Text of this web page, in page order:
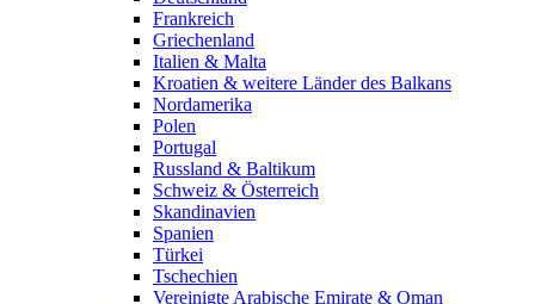
Frankreich
Griechenland
Italien & Malta
Kroatien & weitere Länder des Balkans
Nordamerika
Polen
Portugal
Russland & Baltikum
Schweiz & Österreich
Skandinavien
Spanien
Türkei
Tschechien
Vereinigte Arabische Emirate & Oman